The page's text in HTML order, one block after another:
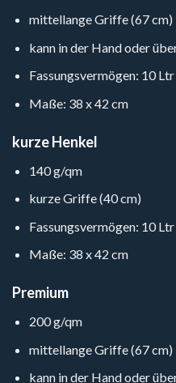
mittellange Griffe (67 cm)
kann in der Hand oder
Fassungsvermögen: 10 Ltr
Maße: 38 x 42 cm
kurze Henkel
140 g/qm
kurze Griffe (40 cm)
Fassungsvermögen: 10 Ltr
Maße: 38 x 42 cm
Premium
200 g/qm
mittellange Griffe (67 cm)
kann in der Hand oder